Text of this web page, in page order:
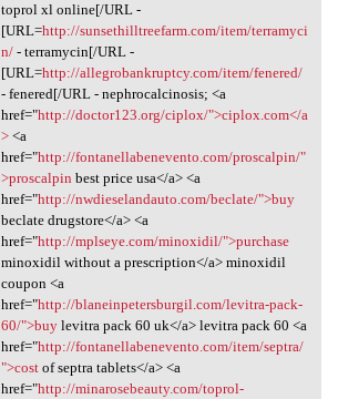
toprol xl online[/URL -
[URL=http://sunsethilltreefarm.com/item/terramyci
n/- terramycin[/URL -
[URL=http://allegrobankruptcy.com/item/fenered/
- fenered[/URL - nephrocalcinosis; <a
href="http://doctor123.org/ciplox/">ciplox.com</a
><a
href="http://fontanellabenevento.com/proscalpin/"
>proscalpin best price usa</a> <a
href="http://nwdieselandauto.com/beclate/">buy
beclate drugstore</a> <a
href="http://mplseye.com/minoxidil/">purchase
minoxidil without a prescription</a> minoxidil
coupon <a
href="http://blaneinpetersburgil.com/levitra-pack-
60/">buylevitra pack 60 uk</a> levitra pack 60 <a
href="http://fontanellabenevento.com/item/septra/
">costof septra tablets</a> <a
href="http://minarosebeauty.com/toprol-